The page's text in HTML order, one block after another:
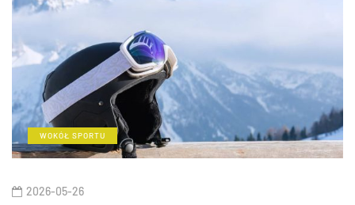
WOKÓŁ SPORTU
2026-05-26